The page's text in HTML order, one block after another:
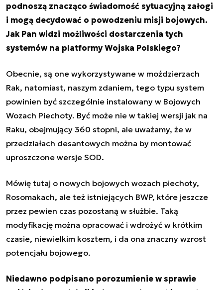
podnoszą znacząco świadomość sytuacyjną załogi
i mogą decydować o powodzeniu misji bojowych.
Jak Pan widzi możliwości dostarczenia tych
systemów na platformy Wojska Polskiego?
Obecnie, są one wykorzystywane w moździerzach
Rak, natomiast, naszym zdaniem, tego typu system
powinien być szczególnie instalowany w Bojowych
Wozach Piechoty. Być może nie w takiej wersji jak na
Raku, obejmujący 360 stopni, ale uważamy, że w
przedziałach desantowych można by montować
uproszczone wersje SOD.
Mówię tutaj o nowych bojowych wozach piechoty,
Rosomakach, ale też istniejących BWP, które jeszcze
przez pewien czas pozostaną w służbie. Taką
modyfikację można opracować i wdrożyć w krótkim
czasie, niewielkim kosztem, i da ona znaczny wzrost
potencjału bojowego.
Niedawno podpisano porozumienie w sprawie